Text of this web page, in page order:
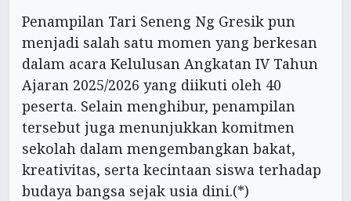
Penampilan Tari Seneng Ng Gresik pun
menjadi salah satu momen yang berkesan
dalam acara Kelulusan Angkatan IV Tahun
Ajaran 2025/2026 yang diikuti oleh 40
peserta. Selain menghibur, penampilan
tersebut juga menunjukkan komitmen
sekolah dalam mengembangkan bakat,
kreativitas, serta kecintaan siswa terhadap
budaya bangsa sejak usia dini.(*)